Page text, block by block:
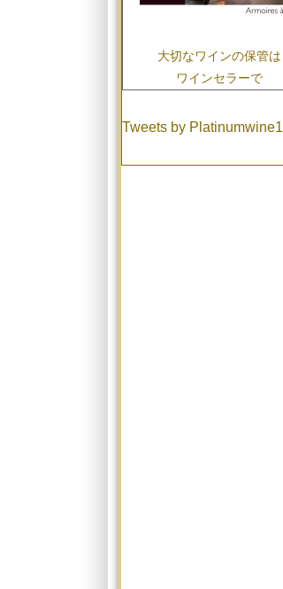
大切なワインの保管は
ワインセラーで
Tweets by Platinumwine1